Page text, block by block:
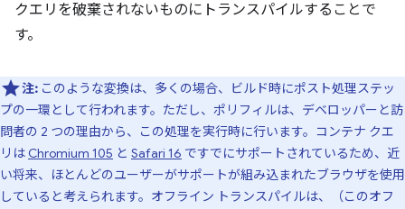
クエリを破棄されないものにトランスパイルすることで
す。
注: このような変換は、多くの場合、ビルド時にポスト処理ステッ
プの一環として行われます。ただし、ポリフィルは、デベロッパーと訪
問者の 2 つの理由から、この処理を実行時に行います。コンテナ クエ
リは Chromium 105 と Safari 16 ですでにサポートされているため、近
い将来、ほとんどのユーザーがサポートが組み込まれたブラウザを使用
していると考えられます。オフライン トランスパイルは、（このオフ